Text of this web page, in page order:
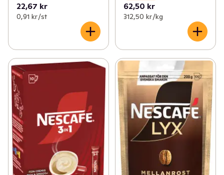
22,67 kr
0,91 kr /st
62,50 kr
312,50 kr /kg